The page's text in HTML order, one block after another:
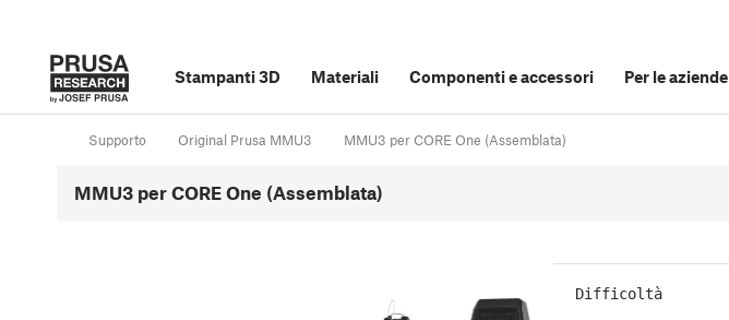
Stampanti 3D Materiali Componenti e accessori Per le aziende
Supporto Original Prusa MMU3 MMU3 per CORE One (Assemblata)
MMU3 per CORE One (Assemblata)
Difficoltà